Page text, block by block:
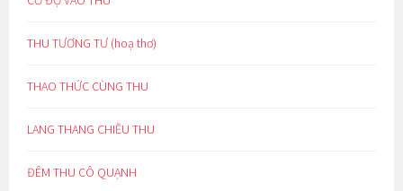
THU TƯƠNG TƯ (hoạ thơ)
THAO THỨC CÙNG THU
LANG THANG CHIỀU THU
ĐÊM THU CÔ QUẠNH